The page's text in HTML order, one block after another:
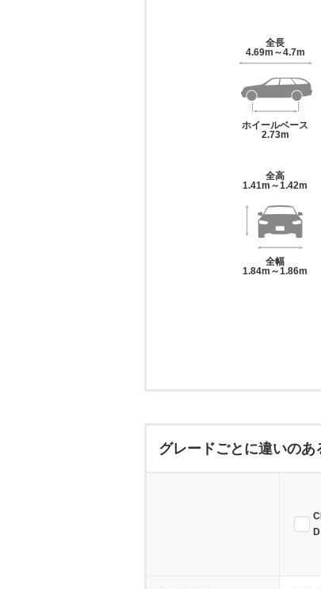
全長
4.69m～4.7m
ホイールベース
2.73m
全高
1.41m～1.42m
全幅
1.84m～1.86m
グレードごとに違いのあ